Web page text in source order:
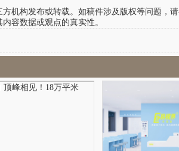
构发布或转载。如稿件涉及版权等问题，
容数据或观点的真实性。